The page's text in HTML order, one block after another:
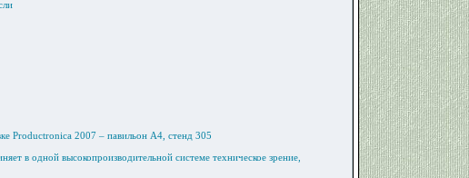
Productronica 2007 – павильон A4, стенд 305
в одной высокопроизводительной системе техническое зрение,